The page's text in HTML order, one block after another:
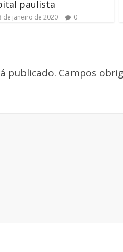
paulista
de janeiro de 2020 0
publicado. Campos